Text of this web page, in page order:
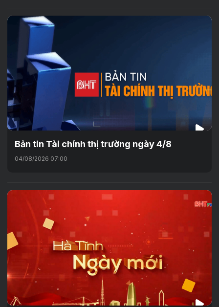
Bản tin Tài chính thị trường ngày 4/8
04/08/2026 07:00